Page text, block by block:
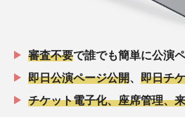
審査不要で誰でも簡単に公演
即日公演ページ公開
即日チ
チケット電子化、座席管理、